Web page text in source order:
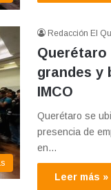
Redacción El
Querétaro
grandes y
IMCO
Querétaro se
presencia de
en…
Leer más »